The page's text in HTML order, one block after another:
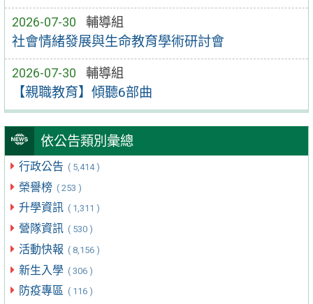
2026-07-30 輔導組
社會情緒發展與生命教育學術研討會
2026-07-30 輔導組
【親職教育】傾聽6部曲
依公告類別彙總
行政公告 ( 5,414 )
榮譽榜 ( 253 )
升學資訊 ( 1,311 )
營隊資訊 ( 530 )
活動快報 ( 8,156 )
新生入學 ( 306 )
防疫專區 ( 116 )